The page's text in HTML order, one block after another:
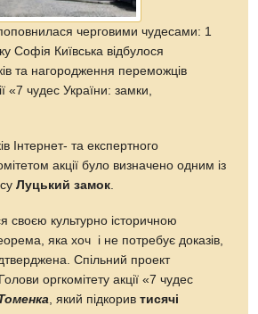
черговими чудесами: 1
Софія Київська відбулося
та нагородження переможців
«7 чудес України: замки,
Інтернет- та експертного
акції було визначено одним із
Луцький замок
своєю культурно історичною
яка хоч і не потребує доказів,
Спільний проект
оргкомітету акції «7 чудес
, який підкоривтисячі